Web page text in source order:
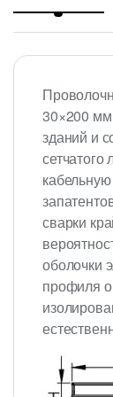
30×200 мм
зданий и
сетчатого
сварки
оболочки
профиля